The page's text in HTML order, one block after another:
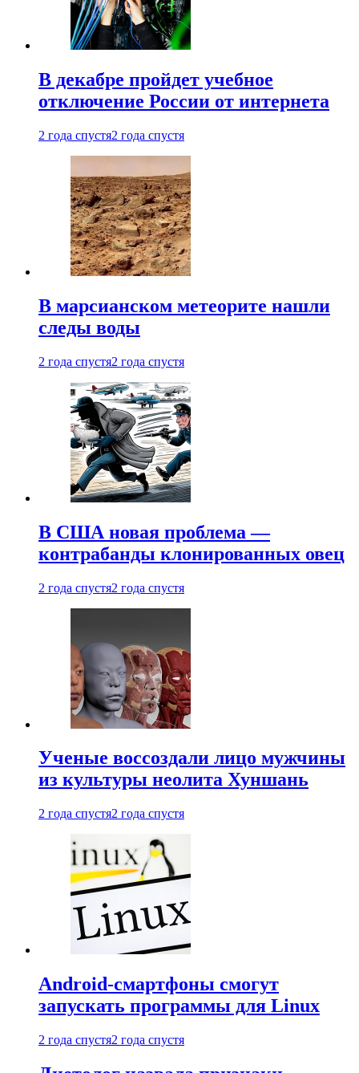
В декабре пройдет учебное
отключение России от интернета
2 года спустя2 года спустя
В марсианском метеорите нашли
следы воды
2 года спустя2 года спустя
В США новая проблема —
контрабанды клонированных овец
2 года спустя2 года спустя
Ученые воссоздали лицо мужчины
из культуры неолита Хуншань
2 года спустя2 года спустя
Android-смартфоны смогут
запускать программы для Linux
2 года спустя2 года спустя